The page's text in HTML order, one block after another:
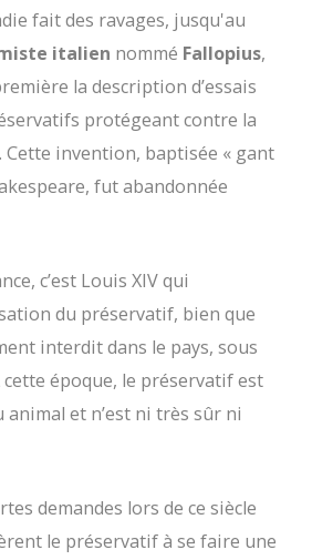
fait des ravages, jusqu'au
italien nommé Fallopius,
la description d’essais
protégeant contre la
Cette invention, baptisée « gant
fut abandonnée
c’est Louis XIV qui
du préservatif, bien que
interdit dans le pays, sous
époque, le préservatif est
et n’est ni très sûr ni
demandes lors de ce siècle
le préservatif à se faire une